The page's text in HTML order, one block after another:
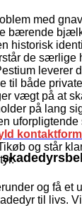
med
bærende
historisk
de særlige
leverer
til både
vægt på at
på lang
uforpligtende
og står
og få et
til livs.